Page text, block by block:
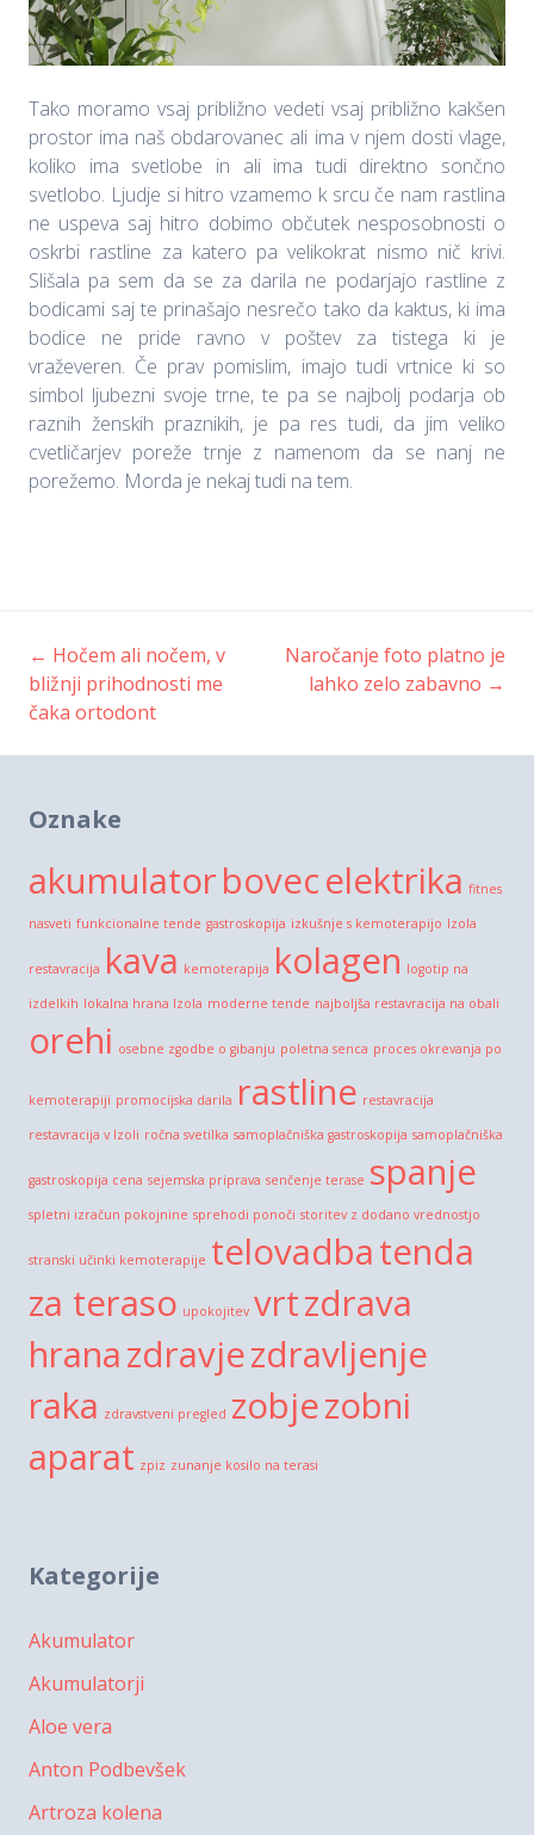
Tako moramo vsaj približno vedeti vsaj približno kakšen
prostor ima naš obdarovanec ali ima v njem dosti vlage,
koliko ima svetlobe in ali ima tudi direktno sončno
svetlobo. Ljudje si hitro vzamemo k srcu če nam rastlina
ne uspeva saj hitro dobimo občutek nesposobnosti o
oskrbi rastline za katero pa velikokrat nismo nič krivi.
Slišala pa sem da se za darila ne podarjajo rastline z
bodicami saj te prinašajo nesrečo tako da kaktus, ki ima
bodice ne pride ravno v poštev za tistega ki je
vraževeren. Če prav pomislim, imajo tudi vrtnice ki so
simbol ljubezni svoje trne, te pa se najbolj podarja ob
raznih ženskih praznikih, je pa res tudi, da jim veliko
cvetličarjev poreže trnje z namenom da se nanj ne
porežemo. Morda je nekaj tudi na tem.
Post
navigation
← Hočem ali nočem, v
bližnji prihodnosti me
čaka ortodont
Naročanje foto platno je
lahko zelo zabavno →
Oznake
akumulatorbovecelektrika fitnes
nasveti funkcionalne tende gastroskopija izkušnje s kemoterapijo Izola
restavracija kava kemoterapija kolagen logotip na
izdelkih lokalna hrana Izola moderne tende najboljša restavracija na obali
orehi osebne zgodbe o gibanju poletna senca proces okrevanja po
kemoterapiji promocijska darila rastline restavracija
restavracija v Izoli ročna svetilka samoplačniška gastroskopija samoplačniška
gastroskopija cena sejemska priprava senčenje terase spanje
spletni izračun pokojnine sprehodi ponoči storitev z dodano vrednostjo
stranski učinki kemoterapije telovadbatenda
za teraso upokojitev vrtzdrava
hranazdravjezdravljenje
raka zdravstveni pregled zobjezobni
aparat zpiz zunanje kosilo na terasi
Kategorije
Akumulator
Akumulatorji
Aloe vera
Anton Podbevšek
Artroza kolena